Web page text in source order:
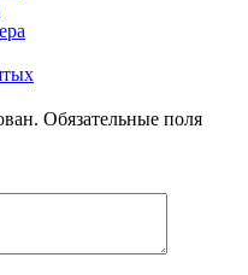
Обязательные поля